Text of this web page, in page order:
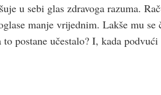
u sebi glas zdravoga razuma.
manje vrijednim. Lakše mu
postane učestalo? I, kada